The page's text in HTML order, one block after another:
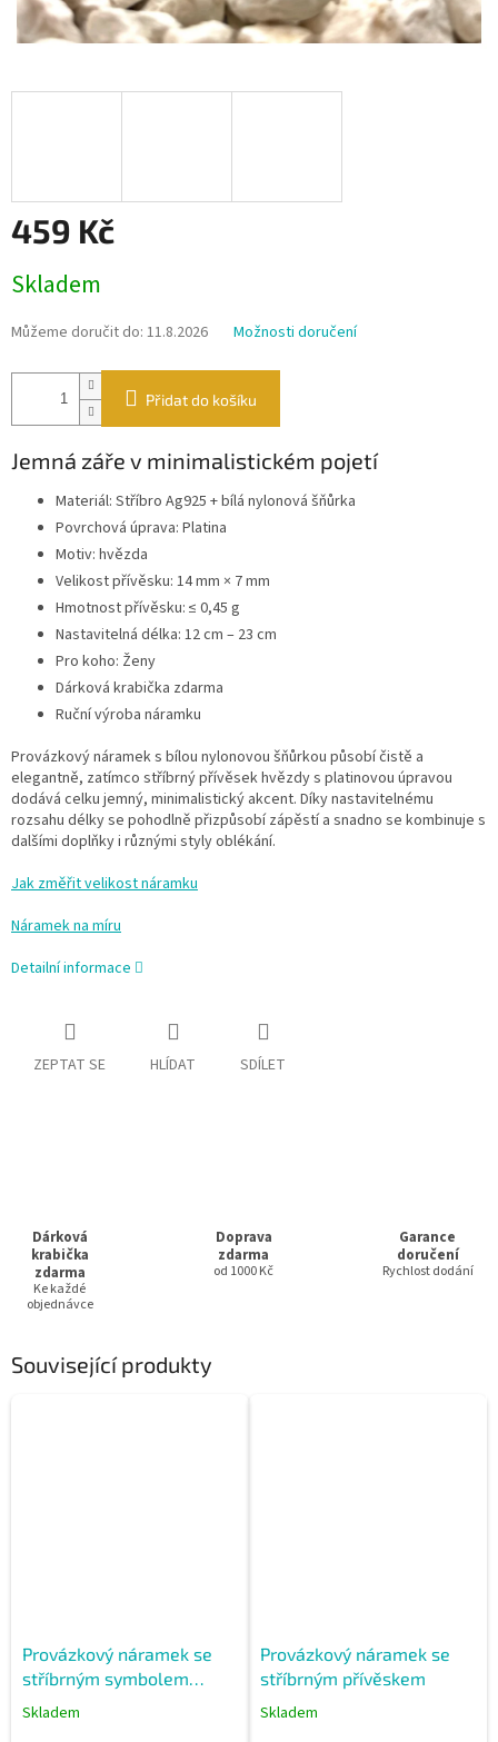
459 Kč
cena:
Skladem
Můžeme doručit do: 11.8.2026 Možnosti doručení
Přidat do košíku
Jemná záře v minimalistickém pojetí
Materiál: Stříbro Ag925 + bílá nylonová šňůrka
Povrchová úprava: Platina
Motiv: hvězda
Velikost přívěsku: 14 mm × 7 mm
Hmotnost přívěsku: ≤ 0,45 g
Nastavitelná délka: 12 cm – 23 cm
Pro koho: Ženy
Dárková krabička zdarma
Ruční výroba náramku
Provázkový náramek s bílou nylonovou šňůrkou působí čistě a
elegantně, zatímco stříbrný přívěsek hvězdy s platinovou úpravou
dodává celku jemný, minimalistický akcent. Díky nastavitelnému
rozsahu délky se pohodlně přizpůsobí zápěstí a snadno se kombinuje s
dalšími doplňky i různými styly oblékání.
Jak změřit velikost náramku
Náramek na míru
Detailní informace
ZEPTAT SE HLÍDAT SDÍLET
Dárková
krabička
zdarma
Ke každé
objednávce
Doprava
zdarma
od 1000 Kč
Garance
doručení
Rychlost dodání
Související produkty
Provázkový náramek se
stříbrným symbolem
nekonečna a peříčkem
Skladem
Provázkový náramek se
stříbrným přívěskem
Skladem